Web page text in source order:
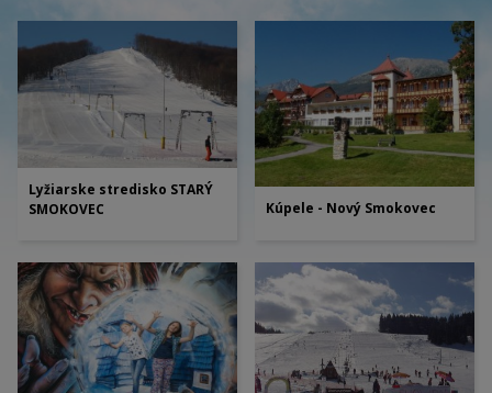
Lyžiarske stredisko STARÝ
SMOKOVEC
Kúpele - Nový Smokovec